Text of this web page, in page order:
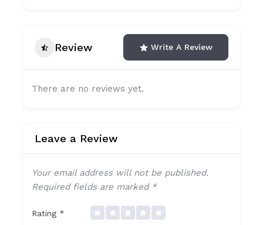
Review Write A Review
There are no reviews yet.
Leave a Review
Your email address will not be published.
Required fields are marked *
Rating *